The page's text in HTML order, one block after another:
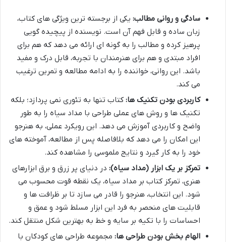
سادگی و روانی مطالب: یکی از برجسته ترین ویژگی های کتاب،
زبان ساده و قابل فهم آن است. نویسنده از پیچیده گویی
پرهیز کرده و مطالب را به گونه ای ارائه می دهد که هم برای
افراد مبتدی و هم برای هنرمندان با تجربه، قابل درک و مفید
باشد. این روانی، خواننده را به ادامه مطالعه و تمرین ترغیب
می کند.
کاربردی بودن تکنیک ها: کتاب تنها به تئوری نمی پردازد؛ بلکه
تکنیک ها و روش های عملی طراحی با مداد سیاه را به طور
واضح و کاربردی آموزش می دهد. این رویکرد عملی، به هنرجو
این امکان را می دهد که بلافاصله پس از مطالعه، آموخته های
خود را به کار گیرد و نتایج ملموسی را مشاهده کند.
تمرکز بر یک ابزار (مداد سیاه): در دنیای پر زرق و برق ابزارهای
هنری، تمرکز کتاب بر مداد سیاه، یک نقطه قوت محسوب می
شود. این انتخاب، هنرجو را قادر می سازد تا بر ظرافت ها و
قابلیت های منحصر به فرد این ابزار مسلط شود و عمق و
احساسات را با تکیه بر سایه و خط به بهترین شکل منتقل کند.
الهام بخش بودن طراحی ها: مجموعه طراحی های کودکان با